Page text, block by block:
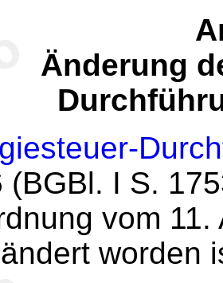
Änderung
(BGBl. I S.
vom
worden